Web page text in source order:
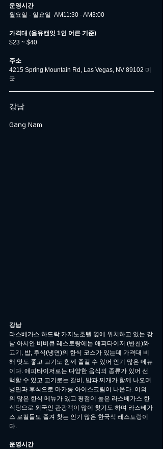
운영시간
월요일 - 일요일  AM11:30 - AM3:00
가격대 (올유캔잇 1인 어른 기준)
$23 ~ $40
주소
4215 Spring Mountain Rd, Las Vegas, NV 89102 미
국
강남
Gang Nam
강남
라스베가스 하드락 카지노호텔 옆에 위치하고 있는 강
남 아시안 비비큐 레스토랑에는 애피타이저 (반찬)와
고기, 밥, 후식(냉면)의 한식 코스가 있는데 가격대 비
해 맛도 좋고 고기도 함께 즐길 수 있어 인기 많은 메뉴
이다. 애피타이저로는 다양한 음식의 종류가 있어 선
택할 수 있고 고기로는 갈비, 밥과 찌개가 함께 나오며
냉면과 후식으로 마카롱 아이스크림이 나온다. 이외
의 많은 한식 메뉴가 있고 평점이 높은 라스베가스 한
식당으로 외국인 관광객이 많이 찾기도 하며 라스베가
스 로컬들도 즐겨 찾는 인기 많은 한국식 레스토랑이
다.
운영시간